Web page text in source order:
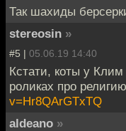
Так шахиды
stereosin »
#5 | 05.06.19 14:40
Кстати, коты у
роликах про
v=Hr8QArGTxTQ
aldeano »